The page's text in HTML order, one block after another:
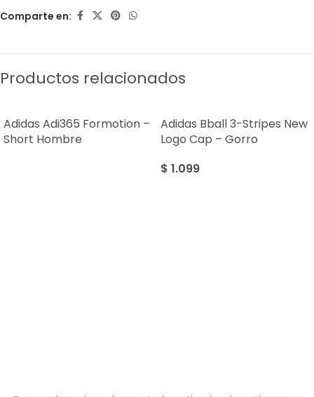
Comparte en:
Productos relacionados
Adidas Adi365 Formotion –
Short Hombre
Adidas Bball 3-Stripes New
Logo Cap – Gorro
$ 1.099